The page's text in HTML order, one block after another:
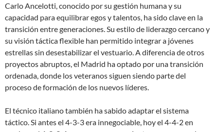
Carlo Ancelotti, conocido por su gestión humana y su
capacidad para equilibrar egos y talentos, ha sido clave en la
transición entre generaciones. Su estilo de liderazgo cercano y
su visión táctica flexible han permitido integrar a jóvenes
estrellas sin desestabilizar el vestuario. A diferencia de otros
proyectos abruptos, el Madrid ha optado por una transición
ordenada, donde los veteranos siguen siendo parte del
proceso de formación de los nuevos líderes.
El técnico italiano también ha sabido adaptar el sistema
táctico. Si antes el 4-3-3 era innegociable, hoy el 4-4-2 en